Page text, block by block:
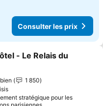
Consulter les prix
à mes favoris
- Le Relais du
1 850
stratégique pour les